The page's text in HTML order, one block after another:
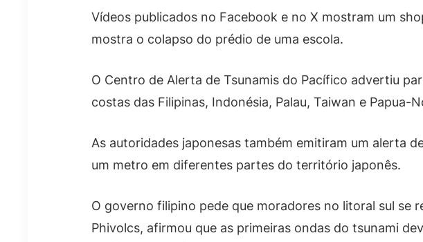
Vídeos publicados no Facebook e no X mostram um
mostra o colapso do prédio de uma escola.
O Centro de Alerta de Tsunamis do Pacífico advertiu
costas das Filipinas, Indonésia, Palau, Taiwan e Papua-
As autoridades japonesas também emitiram um alerta
um metro em diferentes partes do território japonês.
O governo filipino pede que moradores no litoral sul se
Phivolcs, afirmou que as primeiras ondas do tsunami